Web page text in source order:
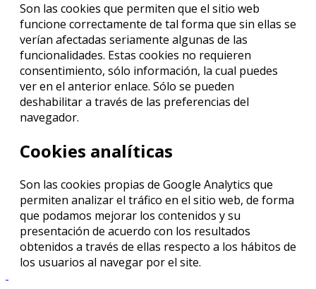
Son las cookies que permiten que el sitio web
funcione correctamente de tal forma que sin ellas se
verían afectadas seriamente algunas de las
funcionalidades. Estas cookies no requieren
consentimiento, sólo información, la cual puedes
ver en el anterior enlace. Sólo se pueden
deshabilitar a través de las preferencias del
navegador.
Cookies analíticas
Son las cookies propias de Google Analytics que
permiten analizar el tráfico en el sitio web, de forma
que podamos mejorar los contenidos y su
presentación de acuerdo con los resultados
obtenidos a través de ellas respecto a los hábitos de
los usuarios al navegar por el site.